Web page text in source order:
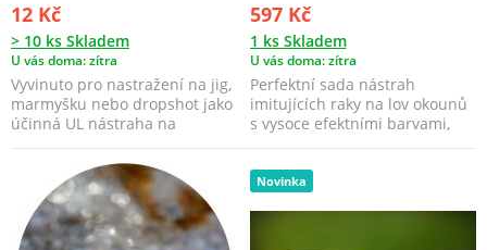
12 Kč
> 10 ks Skladem
U vás doma: zítra
Vyvinuto pro nastražení na jig,
marmyšku nebo dropshot jako
účinná UL nástraha na
597 Kč
1 ks Skladem
U vás doma: zítra
Perfektní sada nástrah
imitujících raky na lov okounů
s vysoce efektními barvami,
Novinka